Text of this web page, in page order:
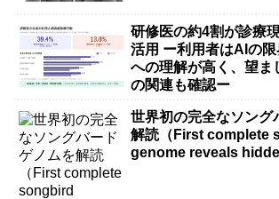
研修医の約4割が診療
活用 ー利用者はAIの
への理解が高く、望ま
の関連も確認ー
世界初の完全なソング
解読（First complete
genome reveals